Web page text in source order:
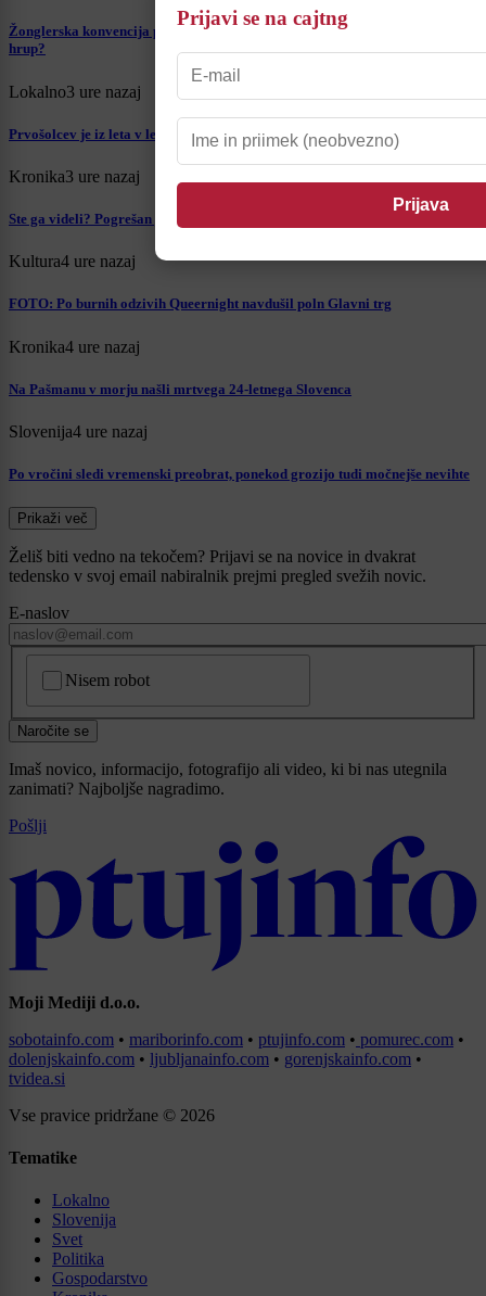
Žonglerska konvencija prinesla živahen utrip, kaj pa varnost in povečan
hrup?
Lokalno3 ure nazaj
Prvošolcev je iz leta v leto manj, septembra jih bo na Ptuju 184
Kronika3 ure nazaj
Ste ga videli? Pogrešan je 45-letni Štajerec
Kultura4 ure nazaj
FOTO: Po burnih odzivih Queernight navdušil poln Glavni trg
Kronika4 ure nazaj
Na Pašmanu v morju našli mrtvega 24-letnega Slovenca
Slovenija4 ure nazaj
Po vročini sledi vremenski preobrat, ponekod grozijo tudi močnejše nevihte
Prikaži več
Želiš biti vedno na tekočem? Prijavi se na novice in dvakrat
tedensko v svoj email nabiralnik prejmi pregled svežih novic.
E-naslov
Nisem robot
Naročite se
Imaš novico, informacijo, fotografijo ali video, ki bi nas utegnila
zanimati? Najboljše nagradimo.
Pošlji
Moji Mediji d.o.o.
sobotainfo.com • mariborinfo.com • ptujinfo.com • pomurec.com •
dolenjskainfo.com • ljubljanainfo.com • gorenjskainfo.com •
tvidea.si
Vse pravice pridržane © 2026
Tematike
Lokalno
Slovenija
Svet
Politika
Gospodarstvo
Prijavi se na cajtng